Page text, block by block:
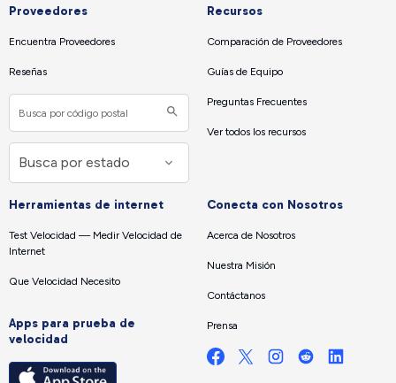
Proveedores
Encuentra Proveedores
Reseñas
Recursos
Comparación de Proveedores
Guías de Equipo
Preguntas Frecuentes
Ver todos los recursos
Herramientas de internet
Test Velocidad — Medir Velocidad de
Internet
Que Velocidad Necesito
Apps para prueba de
velocidad
Conecta con Nosotros
Acerca de Nosotros
Nuestra Misión
Contáctanos
Prensa